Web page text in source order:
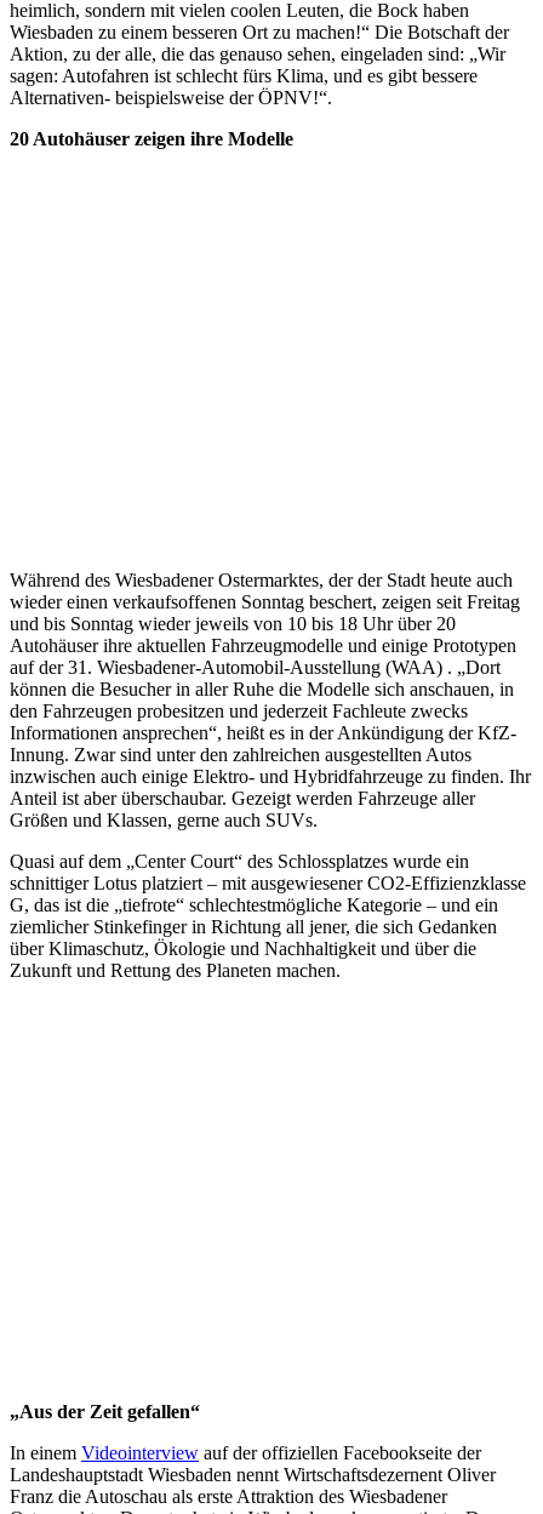
heimlich, sondern mit vielen coolen Leuten, die Bock haben
Wiesbaden zu einem besseren Ort zu machen!“ Die Botschaft der
Aktion, zu der alle, die das genauso sehen, eingeladen sind: „Wir
sagen: Autofahren ist schlecht fürs Klima, und es gibt bessere
Alternativen- beispielsweise der ÖPNV!“.
20 Autohäuser zeigen ihre Modelle
Während des Wiesbadener Ostermarktes, der der Stadt heute auch
wieder einen verkaufsoffenen Sonntag beschert, zeigen seit Freitag
und bis Sonntag wieder jeweils von 10 bis 18 Uhr über 20
Autohäuser ihre aktuellen Fahrzeugmodelle und einige Prototypen
auf der 31. Wiesbadener-Automobil-Ausstellung (WAA) . „Dort
können die Besucher in aller Ruhe die Modelle sich anschauen, in
den Fahrzeugen probesitzen und jederzeit Fachleute zwecks
Informationen ansprechen“, heißt es in der Ankündigung der KfZ-
Innung. Zwar sind unter den zahlreichen ausgestellten Autos
inzwischen auch einige Elektro- und Hybridfahrzeuge zu finden. Ihr
Anteil ist aber überschaubar. Gezeigt werden Fahrzeuge aller
Größen und Klassen, gerne auch SUVs.
Quasi auf dem „Center Court“ des Schlossplatzes wurde ein
schnittiger Lotus platziert – mit ausgewiesener CO2-Effizienzklasse
G, das ist die „tiefrote“ schlechtestmögliche Kategorie – und ein
ziemlicher Stinkefinger in Richtung all jener, die sich Gedanken
über Klimaschutz, Ökologie und Nachhaltigkeit und über die
Zukunft und Rettung des Planeten machen.
„Aus der Zeit gefallen“
In einem Videointerview auf der offiziellen Facebookseite der
Landeshauptstadt Wiesbaden nennt Wirtschaftsdezernent Oliver
Franz die Autoschau als erste Attraktion des Wiesbadener